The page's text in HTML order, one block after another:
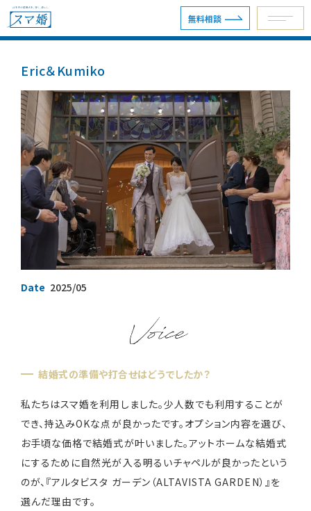
無料相談
無料相談 資料請求
ウェディングプラン
ショールーム・サロン 会場を探す
フェア＆キャンペーン
安さの秘密
Eric＆Kumiko
Date 2025/05
結婚式の準備や打合せはどうでしたか？
私たちはスマ婚を利用しました。少人数でも利用することが
でき、持込みOKな点が良かったです。オプション内容を選び、
お手頃な価格で結婚式が叶いました。アットホームな結婚式
にするために自然光が入る明るいチャペルが良かったという
のが、『アルタビスタ ガーデン（ALTAVISTA GARDEN）』を
選んだ理由です。